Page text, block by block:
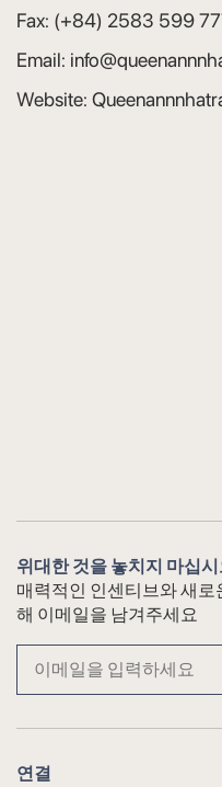
시 무료(조식 추가
체크인 시간:
Fax: (+84) 2583 599
Email:
Website:
위대한 것을 놓치지 마십
매력적인 인센티브와 새로
해 이메일을 남겨주세요
연결